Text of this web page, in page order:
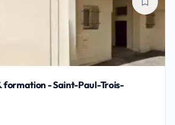
formation - Saint-Paul-Trois-